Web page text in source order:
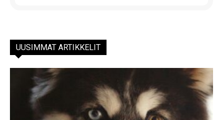
UUSIMMAT ARTIKKELIT